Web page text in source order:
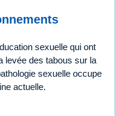
sexuelle qui ont
levée des tabous sur la
sexuelle occupe
actuelle.